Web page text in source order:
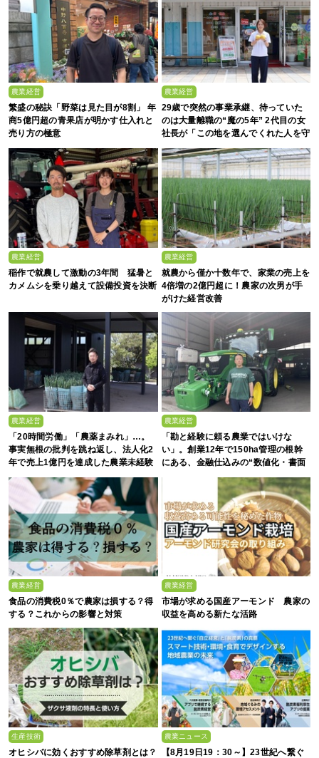
農業経営
繁盛の秘訣「野菜は見た目が8割」 年
商5億円超の青果店が明かす仕入れと
売り方の極意
農業経営
29歳で突然の事業承継、待っていた
のは大量離職の“魔の5年” 2代目の女
社長が「この地を選んでくれた人を守
る」と誓った日
農業経営
稲作で就農して激動の3年間 猛暑と
カメムシを乗り越えて設備投資を決断
農業経営
就農から僅か十数年で、家業の売上を
4倍増の2億円超に！農家の次男が手
がけた経営改善
農業経営
「20時間労働」「農薬まみれ」…。
事実無根の批判を跳ね返し、法人化2
年で売上1億円を達成した農業未経験
農業経営
「勘と経験に頼る農業ではいけな
い」。創業12年で150ha管理の根幹
にある、金融仕込みの“数値化・書面
農業経営
食品の消費税0％で農家は損する？得
する？これからの影響と対策
農業経営
市場が求める国産アーモンド 農家の
収益を高める新たな活路
生産技術
オヒシバに効くおすすめ除草剤とは？
農業ニュース
【8月19日19：30～】23世紀へ繋ぐ